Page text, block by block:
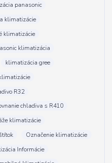
panasonic
klimatizácie
klimatizácie
klimatizácia
klimatizácia gree
R32
chladiva s R410
klimatizácie
Označenie klimatizácie
Informácie